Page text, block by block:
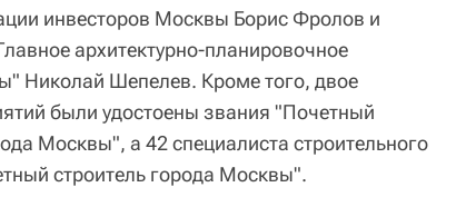
инвесторов Москвы Борис Фролов и
архитектурно-планировочное
Николай Шепелев. Кроме того, двое
были удостоены звания "Почетный
Москвы", а 42 специалиста строительного
строитель города Москвы".